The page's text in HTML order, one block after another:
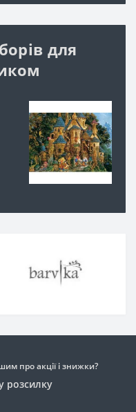
для
про акції і знижки?
розсилку